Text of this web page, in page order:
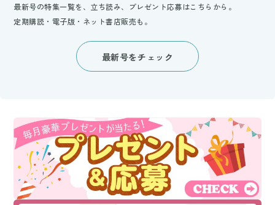
最新号の特集一覧を、立ち読み、プレゼント応募はこちらから。
定期購読・電子版・ネット書店販売も。
最新号をチェック